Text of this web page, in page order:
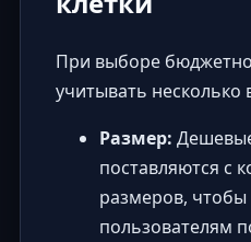
При выборе
учитывать
Размер:
поставляются с
размеров,
пользователям